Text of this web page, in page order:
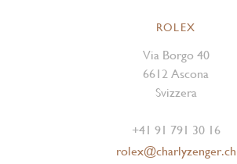
ROLEX
Via Borgo 40
6612 Ascona
Svizzera
+41 91 791 30 16
rolex@charlyzenger.ch